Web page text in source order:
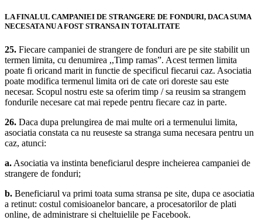
LA FINALUL CAMPANIEI DE STRANGERE DE FONDURI, DACA SUMA
NECESATA NU A FOST STRANSA IN TOTALITATE
25. Fiecare campaniei de strangere de fonduri are pe site stabilit un
termen limita, cu denumirea ,,Timp ramas”. Acest termen limita
poate fi oricand marit in functie de specificul fiecarui caz. Asociatia
poate modifica termenul limita ori de cate ori doreste sau este
necesar. Scopul nostru este sa oferim timp / sa reusim sa strangem
fondurile necesare cat mai repede pentru fiecare caz in parte.
26. Daca dupa prelungirea de mai multe ori a termenului limita,
asociatia constata ca nu reuseste sa stranga suma necesara pentru un
caz, atunci:
a. Asociatia va instinta beneficiarul despre incheierea campaniei de
strangere de fonduri;
b. Beneficiarul va primi toata suma stransa pe site, dupa ce asociatia
a retinut: costul comisioanelor bancare, a procesatorilor de plati
online, de administrare si cheltuielile pe Facebook.